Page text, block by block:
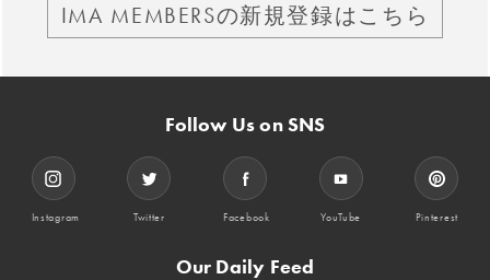
IMA MEMBERSの新規登録はこちら
Follow Us on SNS
Instagram Twitter Facebook YouTube Pinterest
Our Daily Feed